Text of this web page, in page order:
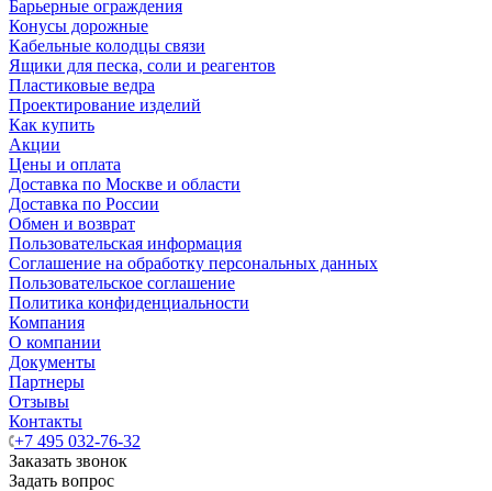
Барьерные ограждения
Конусы дорожные
Кабельные колодцы связи
Ящики для песка, соли и реагентов
Пластиковые ведра
Проектирование изделий
Как купить
Акции
Цены и оплата
Доставка по Москве и области
Доставка по России
Обмен и возврат
Пользовательская информация
Соглашение на обработку персональных данных
Пользовательское соглашение
Политика конфиденциальности
Компания
О компании
Документы
Партнеры
Отзывы
Контакты
+7 495 032-76-32
Заказать звонок
Задать вопрос